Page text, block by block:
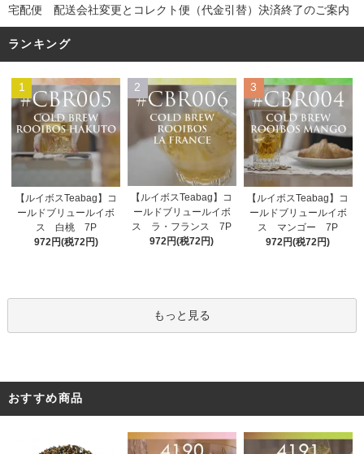
宅配便 配送会社変更とコレクト便（代金引替）決済終了のご案内
ランキング
1
【ルイボスTeabag】コ
ールドブリュールイボ
ス 白桃 7P
972円(税72円)
2
【ルイボスTeabag】コ
ールドブリュールイボ
ス ラ・フランス 7P
972円(税72円)
3
【ルイボスTeabag】コ
ールドブリュールイボ
ス マンゴー 7P
972円(税72円)
もっと見る
おすすめ商品